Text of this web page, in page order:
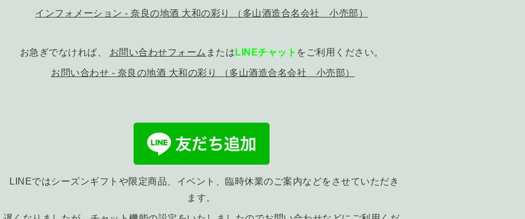
インフォメーション - 奈良の地酒 大和の彩り （多山酒造合名会社 小売部）
お急ぎでなければ、 お問い合わせフォーム または LINEチャット をご利用ください。
お問い合わせ - 奈良の地酒 大和の彩り （多山酒造合名会社 小売部）
LINEではシーズンギフトや限定商品、イベント、臨時休業のご案内などをさせていただき
ます。